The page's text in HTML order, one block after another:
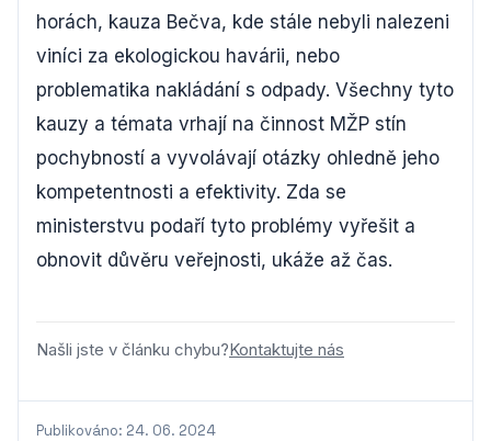
horách, kauza Bečva, kde stále nebyli nalezeni
viníci za ekologickou havárii, nebo
problematika nakládání s odpady. Všechny tyto
kauzy a témata vrhají na činnost MŽP stín
pochybností a vyvolávají otázky ohledně jeho
kompetentnosti a efektivity. Zda se
ministerstvu podaří tyto problémy vyřešit a
obnovit důvěru veřejnosti, ukáže až čas.
Našli jste v článku chybu?Kontaktujte nás
Publikováno: 24. 06. 2024